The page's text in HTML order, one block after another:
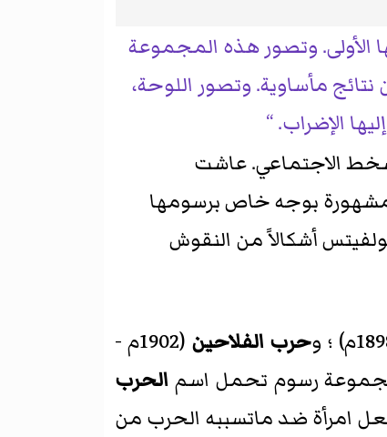
وتصور هذه المجموعة
عمال النسيج الفقراء في ألمانيا ضد أصحاب المصانع عام 1840م من نتائج مأساوية. وتصور اللوحة،
الإضراب.
السخط الاجتماعي. عاشت
مشهورة بوجه خاص برسومها
أشكالاً من النقوش
حرب الفلاحين
(1902م -
الحرب
امرأة ضد ماتسببه الحرب من